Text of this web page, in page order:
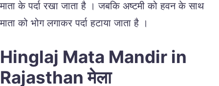
माता के पर्दा रखा जाता है । जबकि अष्टमी को हवन के साथ
माता को भोग लगाकर पर्दा हटाया जाता है ।
Hinglaj Mata Mandir in
Rajasthan मेला